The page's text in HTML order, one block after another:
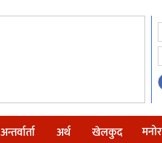
अन्तर्वार्ता अर्थ खेलकुद